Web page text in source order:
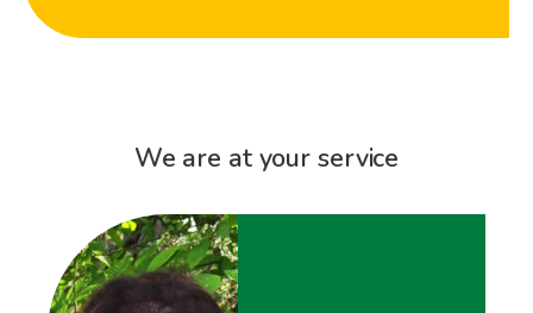
We are at your service